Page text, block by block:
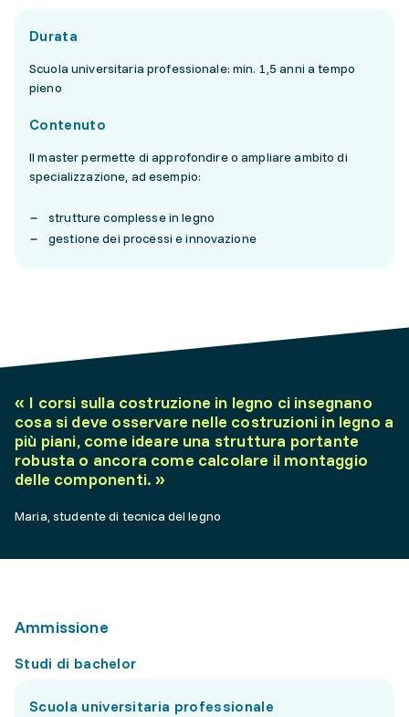
Durata
Scuola universitaria professionale: min. 1,5 anni a tempo
pieno
Contenuto
Il master permette di approfondire o ampliare ambito di
specializzazione, ad esempio:
strutture complesse in legno
gestione dei processi e innovazione
« I corsi sulla costruzione in legno ci insegnano
cosa si deve osservare nelle costruzioni in legno a
più piani, come ideare una struttura portante
robusta o ancora come calcolare il montaggio
delle componenti. »
Maria, studente di tecnica del legno
Ammissione
Studi di bachelor
Scuola universitaria professionale